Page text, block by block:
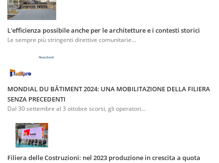
L'efficienza possibile anche per le architetture e i contesti storici
Le sempre più stringenti direttive comunitarie...
MONDIAL DU BÂTIMENT 2024: UNA MOBILITAZIONE DELLA FILIERA
SENZA PRECEDENTI
Dal 30 settembre al 3 ottobre scorsi, gli operatori...
Filiera delle Costruzioni: nel 2023 produzione in crescita a quota